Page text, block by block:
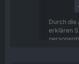
Durch die
erklären